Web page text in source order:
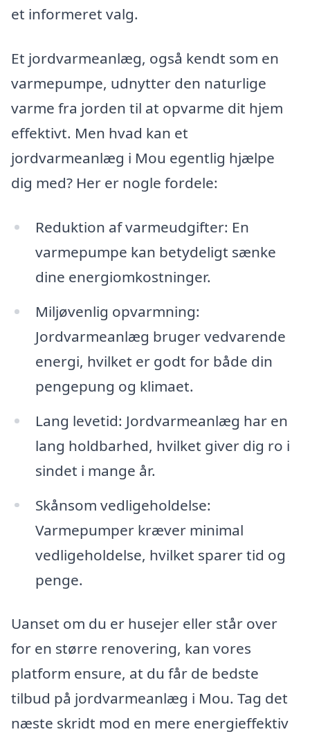
et informeret valg.
Et jordvarmeanlæg, også kendt som en
varmepumpe, udnytter den naturlige
varme fra jorden til at opvarme dit hjem
effektivt. Men hvad kan et
jordvarmeanlæg i Mou egentlig hjælpe
dig med? Her er nogle fordele:
Reduktion af varmeudgifter: En
varmepumpe kan betydeligt sænke
dine energiomkostninger.
Miljøvenlig opvarmning:
Jordvarmeanlæg bruger vedvarende
energi, hvilket er godt for både din
pengepung og klimaet.
Lang levetid: Jordvarmeanlæg har en
lang holdbarhed, hvilket giver dig ro i
sindet i mange år.
Skånsom vedligeholdelse:
Varmepumper kræver minimal
vedligeholdelse, hvilket sparer tid og
penge.
Uanset om du er husejer eller står over
for en større renovering, kan vores
platform ensure, at du får de bedste
tilbud på jordvarmeanlæg i Mou. Tag det
næste skridt mod en mere energieffektiv